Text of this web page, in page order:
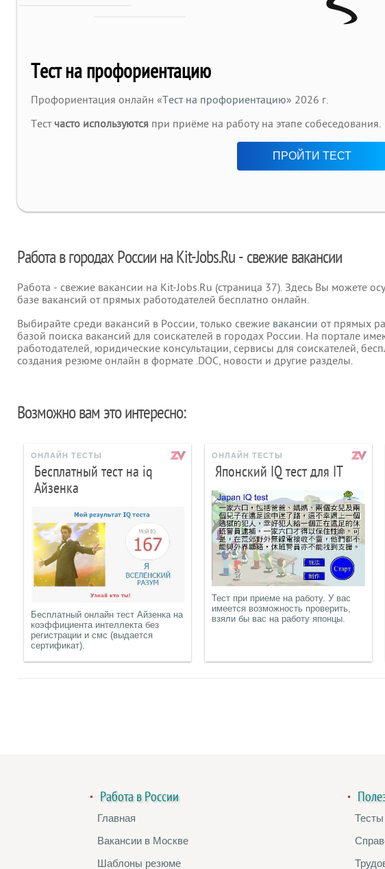
Тест на профориентацию
Профориентация онлайн «Тест на профориентацию» 2026 г.
Тестчасто используются при приёме на работу на этапе собеседования.
ПРОЙТИ ТЕСТ
Работа в городах России на Kit-Jobs.Ru - свежие вакансии
Работа - свежие вакансии на Kit-Jobs.Ru (страница 37). Здесь Вы можете
базе вакансий от прямых работодателей бесплатно онлайн.
Выбирайте среди вакансий в России, только свежие вакансии от прямых
базой поиска вакансий для соискателей в городах России. На портале
работодателей, юридические консультации, сервисы для соискателей,
создания резюме онлайн в формате .DOC, новости и другие разделы.
Возможно вам это интересно:
ОНЛАЙН ТЕСТЫ
Бесплатный тест на iq
Айзенка
Бесплатный онлайн тест Айзенка на
коэффициента интеллекта без
регистрации и смс (выдается
сертификат).
ОНЛАЙН ТЕСТЫ
Японский IQ тест для IT
Тест при приеме на работу. У вас
имеется возможность проверить,
взяли бы вас на работу японцы.
Работа в России
Главная
Вакансии в Москве
Шаблоны резюме